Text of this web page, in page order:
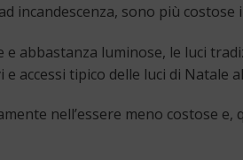
incandescenza, sono più costose
e abbastanza luminose, le luci
accessi tipico delle luci di Natale
nell’essere meno costose